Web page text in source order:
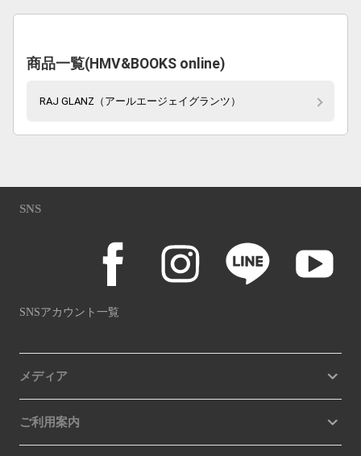
商品一覧(HMV&BOOKS online)
RAJ GLANZ（アールエージェイグランツ）
SNS
SNSアカウント一覧
メディア
ご利用案内